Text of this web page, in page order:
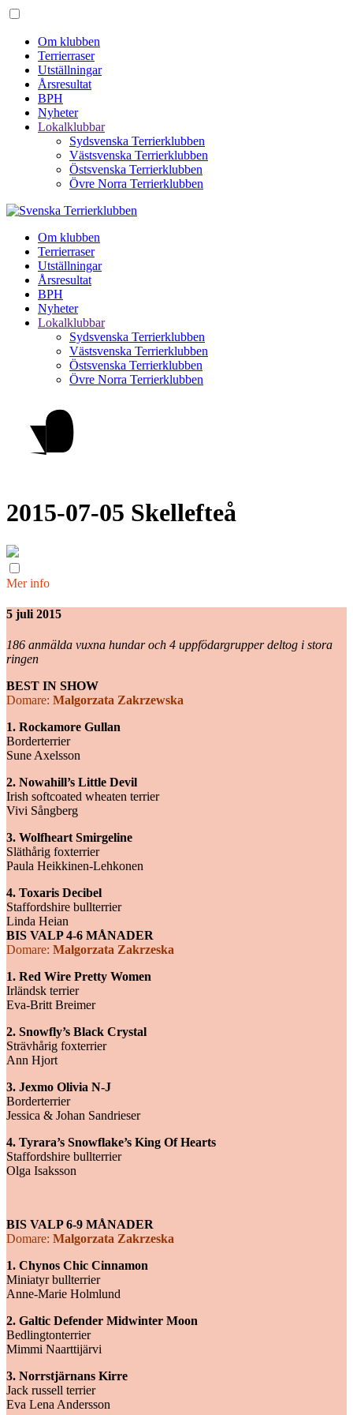
Om klubben
Terrierraser
Utställningar
Årsresultat
BPH
Nyheter
Lokalklubbar
Sydsvenska Terrierklubben
Västsvenska Terrierklubben
Östsvenska Terrierklubben
Övre Norra Terrierklubben
Om klubben
Terrierraser
Utställningar
Årsresultat
BPH
Nyheter
Lokalklubbar
Sydsvenska Terrierklubben
Västsvenska Terrierklubben
Östsvenska Terrierklubben
Övre Norra Terrierklubben
2015-07-05 Skellefteå
Mer info
5 juli 2015
186 anmälda vuxna hundar och 4 uppfödargrupper deltog i stora
ringen
BEST IN SHOW
Domare: Malgorzata Zakrzewska
1. Rockamore Gullan
Borderterrier
Sune Axelsson
2. Nowahill’s Little Devil
Irish softcoated wheaten terrier
Vivi Sångberg
3. Wolfheart Smirgeline
Släthårig foxterrier
Paula Heikkinen-Lehkonen
4. Toxaris Decibel
Staffordshire bullterrier
Linda Heian
BIS VALP 4-6 MÅNADER
Domare: Malgorzata Zakrzeska
1. Red Wire Pretty Women
Irländsk terrier
Eva-Britt Breimer
2. Snowfly’s Black Crystal
Strävhårig foxterrier
Ann Hjort
3. Jexmo Olivia N-J
Borderterrier
Jessica & Johan Sandrieser
4. Tyrara’s Snowflake’s King Of Hearts
Staffordshire bullterrier
Olga Isaksson
BIS VALP 6-9 MÅNADER
Domare: Malgorzata Zakrzeska
1. Chynos Chic Cinnamon
Miniatyr bullterrier
Anne-Marie Holmlund
2. Galtic Defender Midwinter Moon
Bedlingtonterrier
Mimmi Naarttijärvi
3. Norrstjärnans Kirre
Jack russell terrier
Eva Lena Andersson